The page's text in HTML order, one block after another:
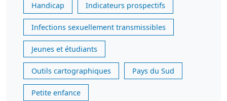
Handicap Indicateurs prospectifs
Infections sexuellement transmissibles
Jeunes et étudiants
Outils cartographiques Pays du Sud
Petite enfance